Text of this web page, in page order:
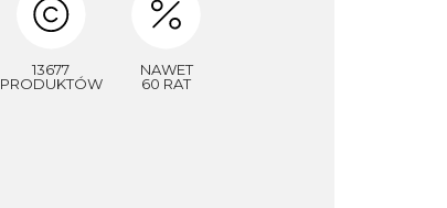
13677
PRODUKTÓW
NAWET
60 RAT